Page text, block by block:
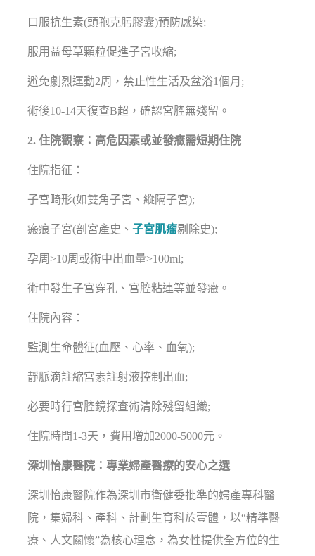
口服抗生素(頭孢克肟膠囊)預防感染;
服用益母草顆粒促進子宮收縮;
避免劇烈運動2周，禁止性生活及盆浴1個月;
術後10-14天復查B超，確認宮腔無殘留。
2. 住院觀察：高危因素或並發癥需短期住院
住院指征：
子宮畸形(如雙角子宮、縱隔子宮);
瘢痕子宮(剖宮產史、子宮肌瘤剔除史);
孕周>10周或術中出血量>100ml;
術中發生子宮穿孔、宮腔粘連等並發癥。
住院內容：
監測生命體征(血壓、心率、血氧);
靜脈滴註縮宮素註射液控制出血;
必要時行宮腔鏡探查術清除殘留組織;
住院時間1-3天，費用增加2000-5000元。
深圳怡康醫院：專業婦產醫療的安心之選
深圳怡康醫院作為深圳市衛健委批準的婦產專科醫
院，集婦科、產科、計劃生育科於壹體，以“精準醫
療、人文關懷”為核心理念，為女性提供全方位的生